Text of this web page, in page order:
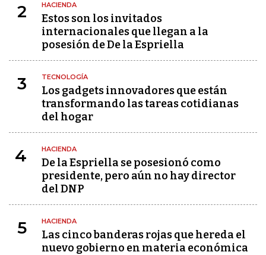
2 HACIENDA
Estos son los invitados
internacionales que llegan a la
posesión de De la Espriella
3 TECNOLOGÍA
Los gadgets innovadores que están
transformando las tareas cotidianas
del hogar
4 HACIENDA
De la Espriella se posesionó como
presidente, pero aún no hay director
del DNP
5 HACIENDA
Las cinco banderas rojas que hereda el
nuevo gobierno en materia económica